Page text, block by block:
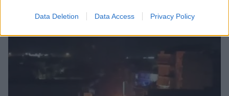
Data Deletion Data Access Privacy Policy